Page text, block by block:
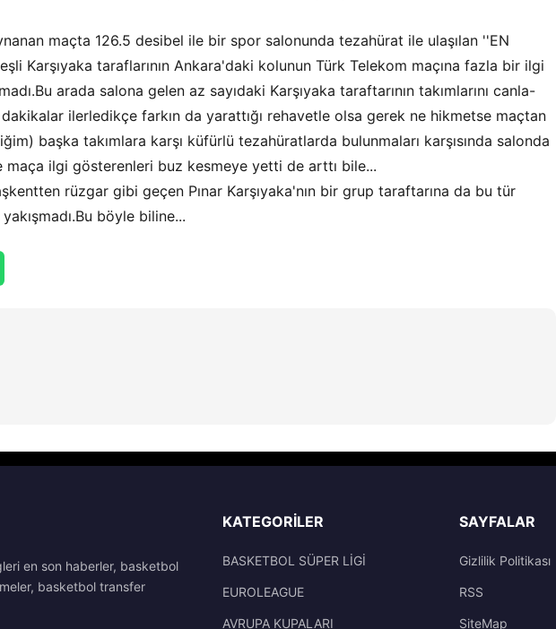
maçta 126.5 desibel ile bir spor salonunda tezahürat ile ulaşılan ''EN
Karşıyaka taraflarının Ankara'daki kolunun Türk Telekom maçına fazla bir ilgi
arada salona gelen az sayıdaki Karşıyaka taraftarının takımlarını canla-
ilerledikçe farkın da yarattığı rehavetle olsa gerek ne hikmetse maçtan
başka takımlara karşı küfürlü tezahüratlarda bulunmaları karşısında salonda
ilgi gösterenleri buz kesmeye yetti de arttı bile...
rüzgar gibi geçen Pınar Karşıyaka'nın bir grup taraftarına da bu tür
böyle biline...
en son haberler, basketbol
basketbol transfer
KATEGORILER
BASKETBOL SÜPER LİGİ
EUROLEAGUE
AVRUPA KUPALARI
SAYFALAR
Gizlilik Politikası
RSS
SiteMap